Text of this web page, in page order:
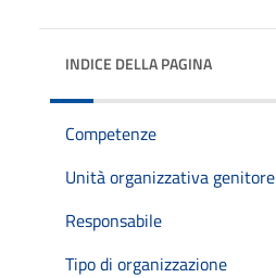
INDICE DELLA PAGINA
Competenze
Unità organizzativa genitore
Responsabile
Tipo di organizzazione